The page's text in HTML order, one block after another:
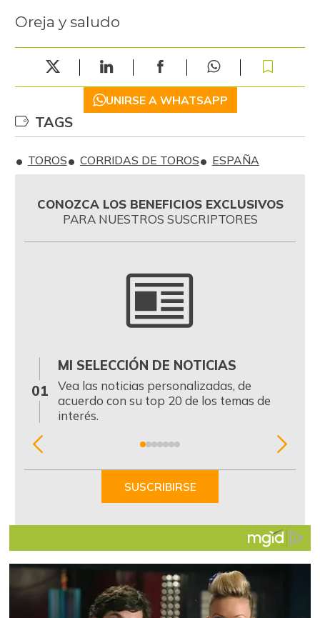
Oreja y saludo
UNIRSE A WHATSAPP
TAGS
TOROS CORRIDAS DE TOROS ESPAÑA
CONOZCA LOS BENEFICIOS EXCLUSIVOS
PARA NUESTROS SUSCRIPTORES
01
MI SELECCIÓN DE NOTICIAS
Vea las noticias personalizadas, de
acuerdo con su top 20 de los temas de
interés.
Item
SUSCRIBIRSE